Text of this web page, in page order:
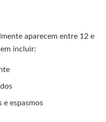
aparecem entre 12 e
incluir:
e espasmos